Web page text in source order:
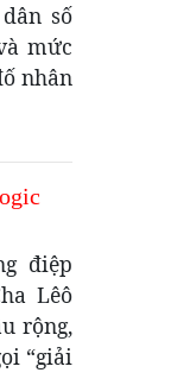
số
mức
nhân
điệp
Lêô
rộng,
“giải